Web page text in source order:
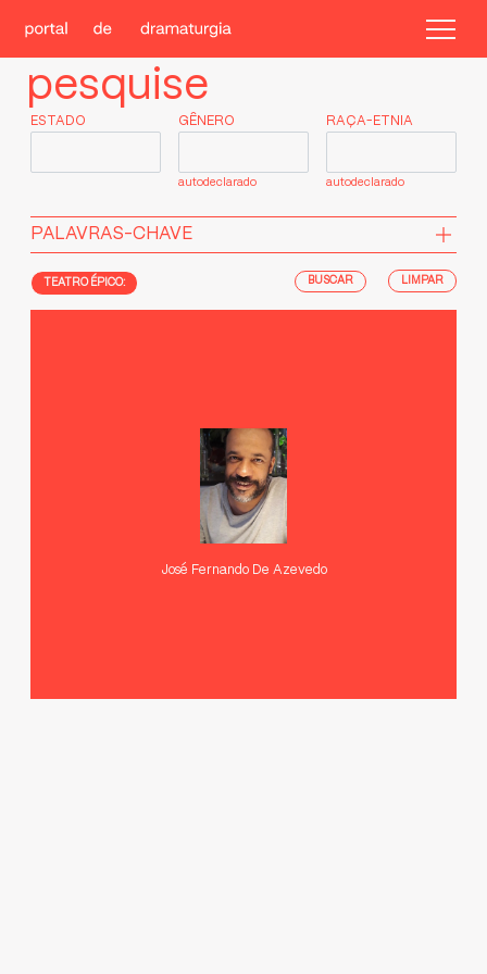
pesquise
ESTADO GÊNERO
autodeclarado
RAÇA-ETNIA
autodeclarado
PALAVRAS-CHAVE
TEATRO ÉPICO: LIMPAR
José Fernando De Azevedo